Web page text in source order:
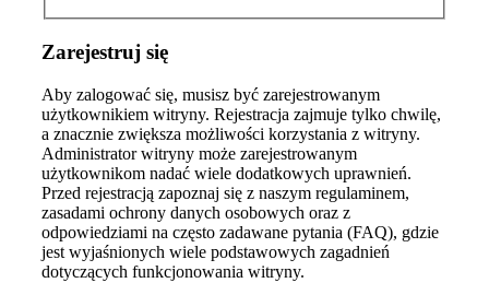
Zarejestruj się
Aby zalogować się, musisz być zarejestrowanym
użytkownikiem witryny. Rejestracja zajmuje tylko chwilę,
a znacznie zwiększa możliwości korzystania z witryny.
Administrator witryny może zarejestrowanym
użytkownikom nadać wiele dodatkowych uprawnień.
Przed rejestracją zapoznaj się z naszym regulaminem,
zasadami ochrony danych osobowych oraz z
odpowiedziami na często zadawane pytania (FAQ), gdzie
jest wyjaśnionych wiele podstawowych zagadnień
dotyczących funkcjonowania witryny.